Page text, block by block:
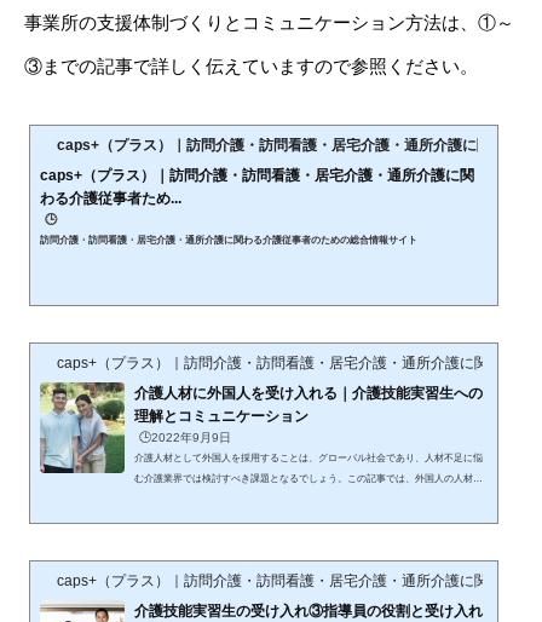
事業所の支援体制づくりとコミュニケーション方法は、①～
③までの記事で詳しく伝えていますので参照ください。
caps+（プラス）｜訪問介護・訪問看護・居宅介護・通所介護に関わる介
caps+（プラス）｜訪問介護・訪問看護・居宅介護・通所介護に関
わる介護従事者ため...
🕒️
訪問介護・訪問看護・居宅介護・通所介護に関わる介護従事者のための総合情報サイト
caps+（プラス）｜訪問介護・訪問看護・居宅介護・通所介護に関わる介
介護人材に外国人を受け入れる｜介護技能実習生への
理解とコミュニケーション
🕒️2022年9月9日
介護人材として外国人を採用することは、グローバル社会であり、人材不足に悩
む介護業界では検討すべき課題となるでしょう。この記事では、外国人の人材と
つでも多くの実習が充実できるよう、事例を交えながらお伝えします。介護人材
として外国人介護技能実習生を受け入れる介護技能実習制度は1993年に...
caps+（プラス）｜訪問介護・訪問看護・居宅介護・通所介護に関わる介
介護技能実習生の受け入れ③指導員の役割と受け入れ